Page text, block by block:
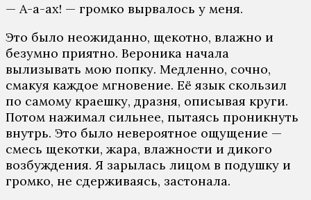
— А-а-ах! — громко вырвалось у меня.
Это было неожиданно, щекотно, влажно и
безумно приятно. Вероника начала
вылизывать мою попку. Медленно, сочно,
смакуя каждое мгновение. Её язык скользил
по самому краешку, дразня, описывая круги.
Потом нажимал сильнее, пытаясь проникнуть
внутрь. Это было невероятное ощущение —
смесь щекотки, жара, влажности и дикого
возбуждения. Я зарылась лицом в подушку и
громко, не сдерживаясь, застонала.